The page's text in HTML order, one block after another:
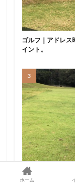
ゴルフ｜アドレス
イント。
ゴルフ 手首の角
ホーム